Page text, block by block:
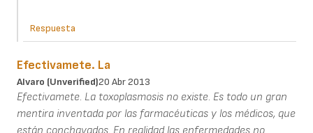
Respuesta
Efectivamete. La
Alvaro (unverified)20 Abr 2013
Efectivamete. La toxoplasmosis no existe. Es todo un gran
mentira inventada por las farmacéuticas y los médicos, que
están conchavados. En realidad las enfermedades no